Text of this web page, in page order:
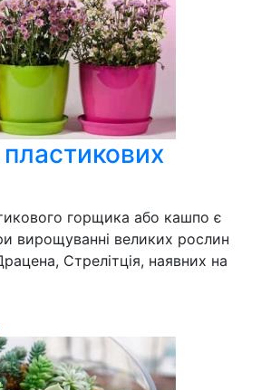
горщика або кашпо є
вирощуванні великих рослин
Стрелітція, наявних на